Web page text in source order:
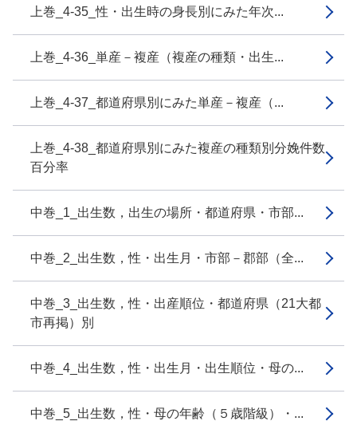
上巻_4-35_性・出生時の身長別にみた年次...
上巻_4-36_単産－複産（複産の種類・出生...
上巻_4-37_都道府県別にみた単産－複産（...
上巻_4-38_都道府県別にみた複産の種類別分娩件数
百分率
中巻_1_出生数，出生の場所・都道府県・市部...
中巻_2_出生数，性・出生月・市部－郡部（全...
中巻_3_出生数，性・出産順位・都道府県（21大都
市再掲）別
中巻_4_出生数，性・出生月・出生順位・母の...
中巻_5_出生数，性・母の年齢（５歳階級）・...